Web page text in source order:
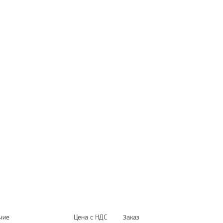
Цена с НДС Заказ